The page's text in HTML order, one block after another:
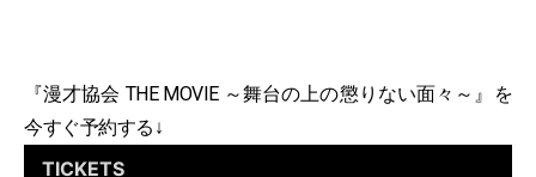
『漫才協会 THE MOVIE ～舞台の上の懲りない面々～』を
今すぐ予約する↓